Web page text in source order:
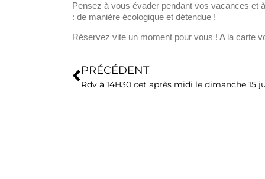
Pensez à vous évader pendant vos vacances et
: de manière écologique et détendue !
Réservez vite un moment pour vous ! A la carte
PRÉCÉDENT